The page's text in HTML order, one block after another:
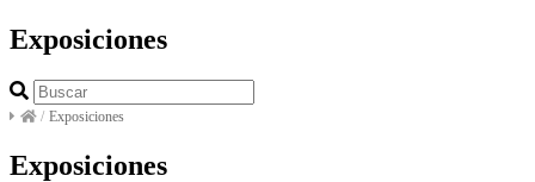
Exposiciones
/ Exposiciones
Exposiciones